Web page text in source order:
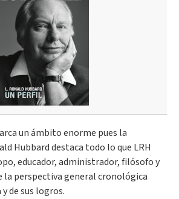
un ámbito enorme pues la
Hubbard destaca todo lo que LRH
educador, administrador, filósofo y
la perspectiva general cronológica
de sus logros.